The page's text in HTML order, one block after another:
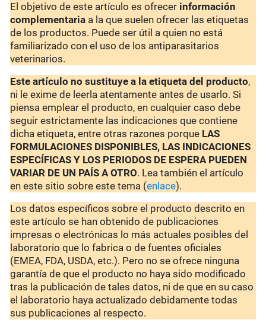
El objetivo de este artículo es ofrecer información
complementaria a la que suelen ofrecer las etiquetas
de los productos. Puede ser útil a quien no está
familiarizado con el uso de los antiparasitarios
veterinarios.
Este artículo no sustituye a la etiqueta del producto,
ni le exime de leerla atentamente antes de usarlo. Si
piensa emplear el producto, en cualquier caso debe
seguir estrictamente las indicaciones que contiene
dicha etiqueta, entre otras razones porque LAS
FORMULACIONES DISPONIBLES, LAS INDICACIONES
ESPECÍFICAS Y LOS PERIODOS DE ESPERA PUEDEN
VARIAR DE UN PAÍS A OTRO. Lea también el artículo
en este sitio sobre este tema (enlace).
Los datos específicos sobre el producto descrito en
este artículo se han obtenido de publicaciones
impresas o electrónicas lo más actuales posibles del
laboratorio que lo fabrica o de fuentes oficiales
(EMEA, FDA, USDA, etc.). Pero no se ofrece ninguna
garantía de que el producto no haya sido modificado
tras la publicación de tales datos, ni de que en su caso
el laboratorio haya actualizado debidamente todas
sus publicaciones al respecto.